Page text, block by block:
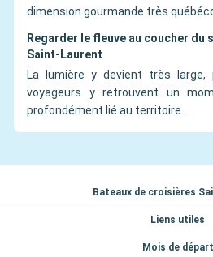
dimension gourmande très
Regarder le fleuve au coucher du
Saint-Laurent
La lumière y devient très large,
voyageurs y retrouvent un
profondément lié au territoire.
Bateaux de croisières
Liens utiles
Mois de départ